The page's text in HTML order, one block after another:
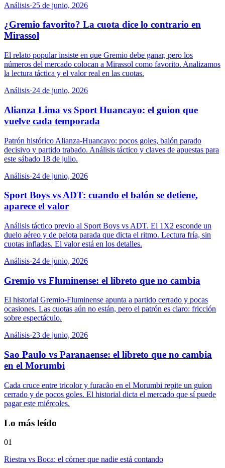
Análisis·25 de junio, 2026
¿Gremio favorito? La cuota dice lo contrario en
Mirassol
El relato popular insiste en que Gremio debe ganar, pero los
números del mercado colocan a Mirassol como favorito. Analizamos
la lectura táctica y el valor real en las cuotas.
Análisis·24 de junio, 2026
Alianza Lima vs Sport Huancayo: el guion que
vuelve cada temporada
Patrón histórico Alianza-Huancayo: pocos goles, balón parado
decisivo y partido trabado. Análisis táctico y claves de apuestas para
este sábado 18 de julio.
Análisis·24 de junio, 2026
Sport Boys vs ADT: cuando el balón se detiene,
aparece el valor
Análisis táctico previo al Sport Boys vs ADT. El 1X2 esconde un
duelo aéreo y de pelota parada que dicta el ritmo. Lectura fría, sin
cuotas infladas. El valor está en los detalles.
Análisis·24 de junio, 2026
Gremio vs Fluminense: el libreto que no cambia
El historial Gremio-Fluminense apunta a partido cerrado y pocas
ocasiones. Las cuotas aún no están, pero el patrón es claro: fricción
sobre espectáculo.
Análisis·23 de junio, 2026
Sao Paulo vs Paranaense: el libreto que no cambia
en el Morumbi
Cada cruce entre tricolor y furacão en el Morumbi repite un guion
cerrado y de pocos goles. El historial dicta el mercado que sí puede
pagar este miércoles.
Lo más leído
01
Riestra vs Boca: el córner que nadie está contando